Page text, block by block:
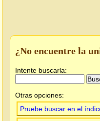
¿No encuentre la
Intente buscarla:
Otras opciones:
Pruebe buscar en el